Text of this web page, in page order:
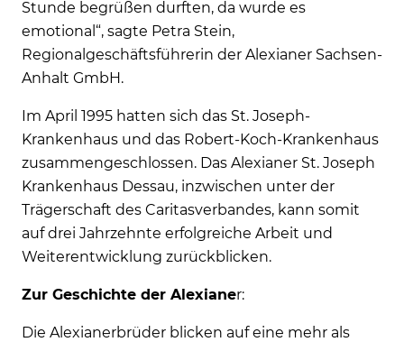
Stunde begrüßen durften, da wurde es
emotional“, sagte Petra Stein,
Regionalgeschäftsführerin der Alexianer Sachsen-
Anhalt GmbH.
Im April 1995 hatten sich das St. Joseph-
Krankenhaus und das Robert-Koch-Krankenhaus
zusammengeschlossen. Das Alexianer St. Joseph
Krankenhaus Dessau, inzwischen unter der
Trägerschaft des Caritasverbandes, kann somit
auf drei Jahrzehnte erfolgreiche Arbeit und
Weiterentwicklung zurückblicken.
Zur Geschichte der Alexianer:
Die Alexianerbrüder blicken auf eine mehr als